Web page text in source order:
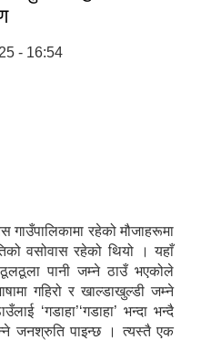
- 16:54
रहेको मौजाहरूमा
वसोवास रहेको थियो । यहाँ
पानी जम्ने ठाउँ भएकोले
गहिरो र खाल्डाखुल्डी जम्ने
‘गडाहा’‘गडाहा’ भन्दा भन्दै
जनश्रुति पाइन्छ । त्यस्तै एक